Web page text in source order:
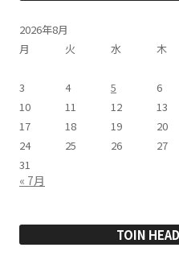
2026年8月
月
火 水 木
3
4 5 6
10
11 12 13
17
18 19 20
24
25 26 27
31
« 7月
TOIN